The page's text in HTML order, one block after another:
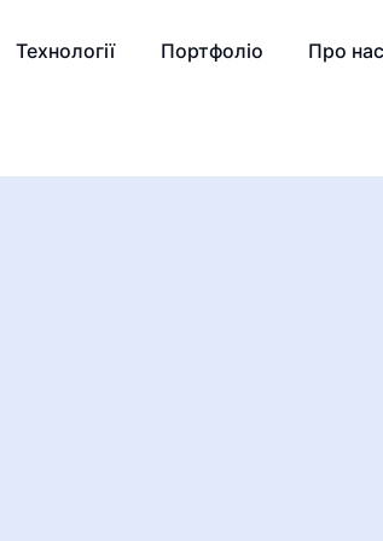
Технології Портфоліо Про